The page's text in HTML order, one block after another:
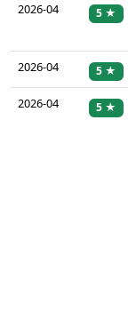
2026-04 5 ★
2026-04 5 ★
2026-04 5 ★